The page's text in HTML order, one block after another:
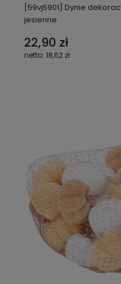
[59vj5901] Dynie
jesienne
22,90 zł
18,62 zł